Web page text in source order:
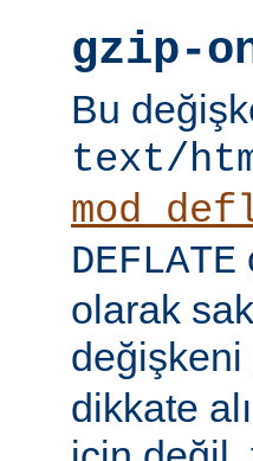
gzip-
Bu
text/
DEFLATE
olarak
değişkeni
dikkate